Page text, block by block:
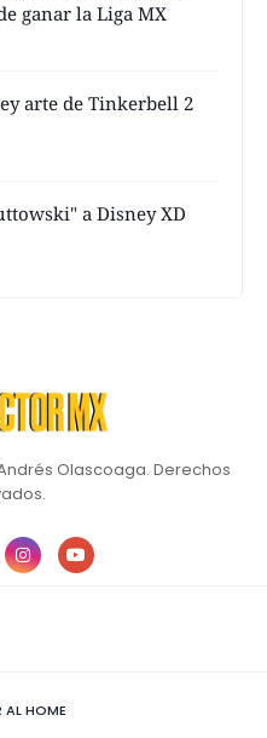
ganar la Liga MX
arte de Tinkerbell 2
a Disney XD
Olascoaga. Derechos
AL HOME